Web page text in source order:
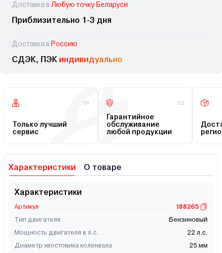
Доставка в Любую точку Беларуси
Приблизительно 1-3 дня
Доставка в Россию
СДЭК, ПЭК индивидуально
01
Только лучший
сервис
02
Гарантийное
обслуживание
любой продукции
Характеристики О товаре
Характеристики
Артикул
188265
Тип двигателя
Бензиновый
Мощность двигателя в л.с.
22 л.с.
Диаметр хвостовика коленвала
25 мм